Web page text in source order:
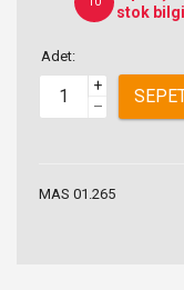
stok
Adet:
+
–
MAS 01.265